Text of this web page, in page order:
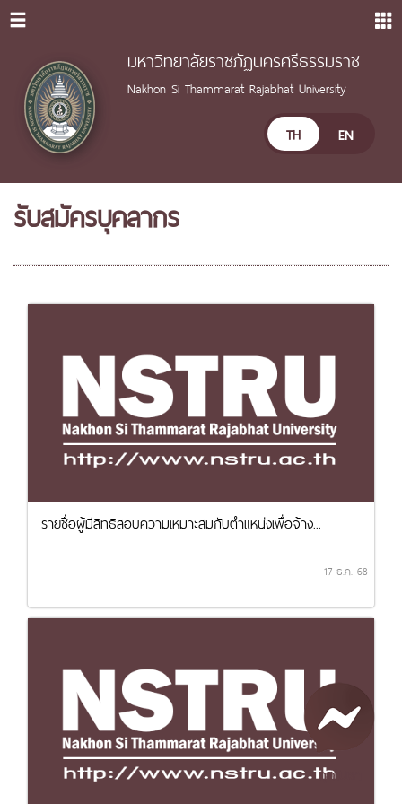
มหาวิทยาลัยราชภัฏนครศรีธรรมราช
Nakhon Si Thammarat Rajabhat University
TH EN
รับสมัครบุคลากร
รายชื่อผู้มีสิทธิสอบความเหมาะสมกับตำแหน่งเพื่อจ้าง...
17 ธ.ค. 68
คุยกับเรา